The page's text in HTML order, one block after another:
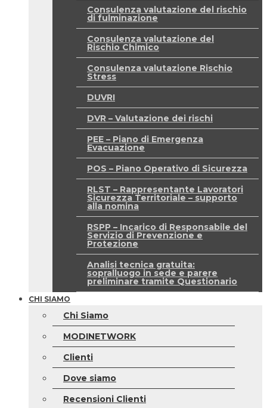
Consulenza valutazione del rischio
di fulminazione
Consulenza valutazione del
Rischio Chimico
Consulenza valutazione Rischio
Stress
DUVRI
DVR – Valutazione dei rischi
PEE – Piano di Emergenza
Evacuazione
POS – Piano Operativo di Sicurezza
RLST – Rappresentante Lavoratori
Sicurezza Territoriale – supporto
alla nomina
RSPP – Incarico di Responsabile del
Servizio di Prevenzione e
Protezione
Analisi tecnica gratuita:
sopralluogo in sede e parere
preliminare tramite Questionario
CHI SIAMO
Chi Siamo
MODINETWORK
Clienti
Dove siamo
Recensioni Clienti